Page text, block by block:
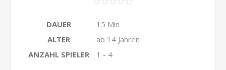
DAUER
15 Min
ALTER
ab 14 Jahren
ANZAHL SPIELER
1 - 4